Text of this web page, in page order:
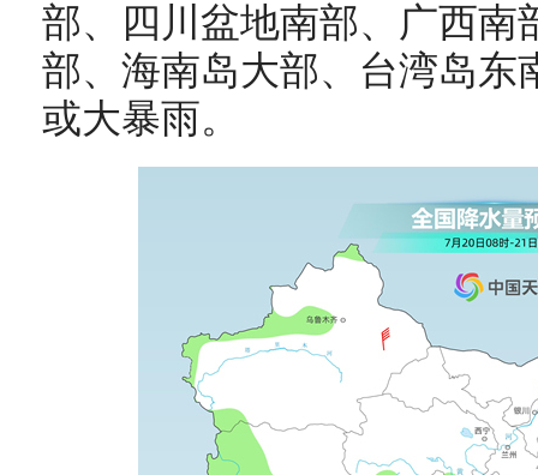
部、四川盆地南部、广西南
部、海南岛大部、台湾岛东
或大暴雨。